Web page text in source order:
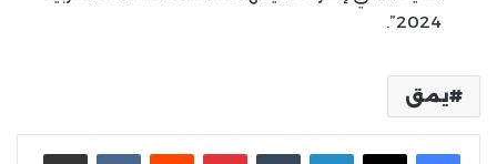
2024”.
يمق
لينكدإن بينتيريست مشاركة عبر البريد